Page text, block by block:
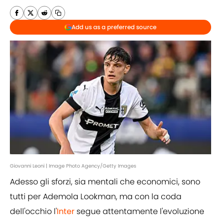
Add us as a preferred source
Giovanni Leoni | Image Photo Agency/Getty Images
Adesso gli sforzi, sia mentali che economici, sono
tutti per Ademola Lookman, ma con la coda
dell'occhio l'Inter segue attentamente l'evoluzione